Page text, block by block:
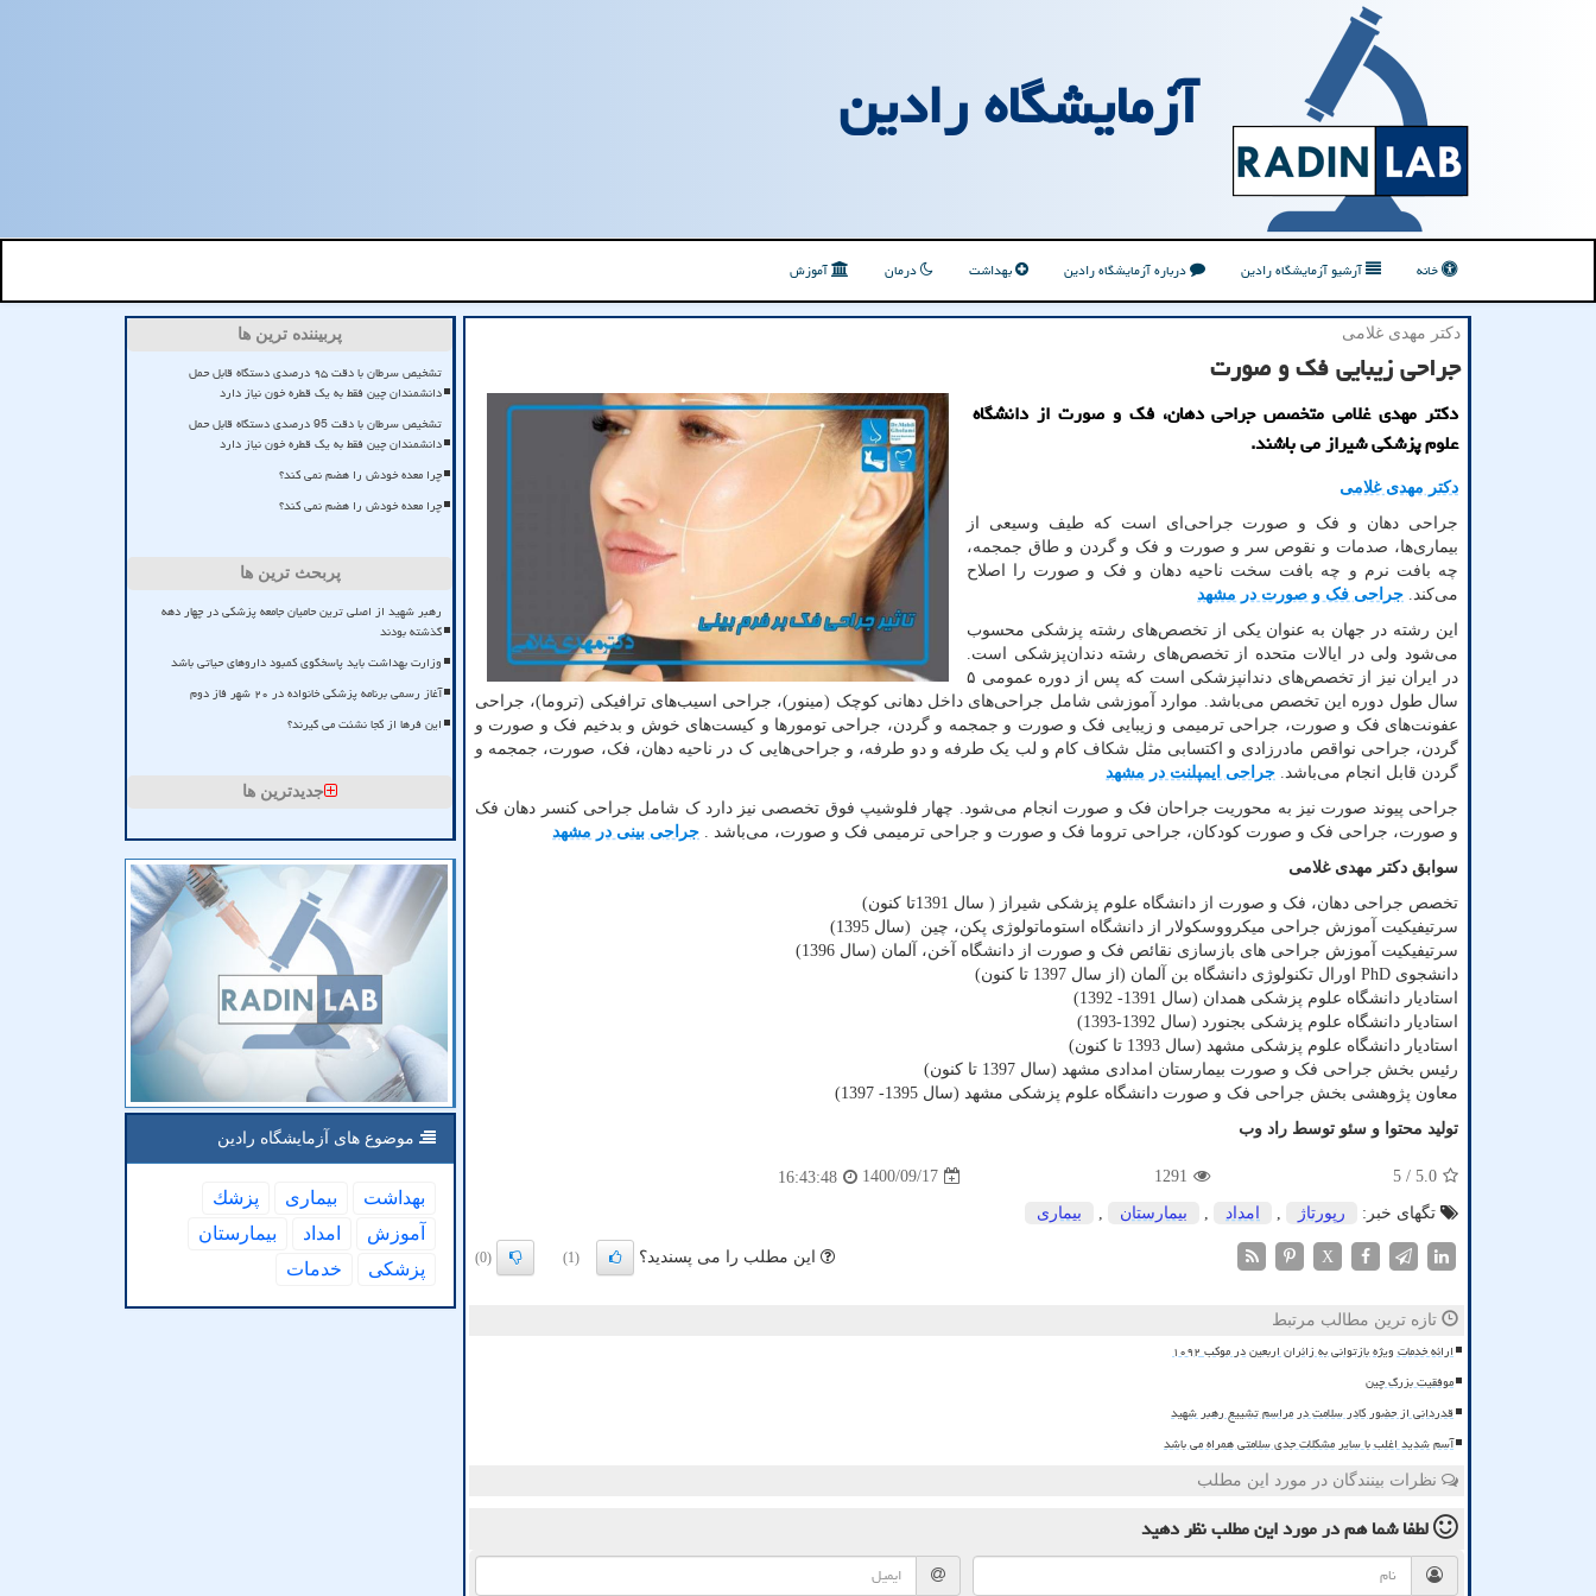
آزمایشگاه رادین
خانه آرشیو آزمایشگاه رادین درباره آزمایشگاه رادین بهداشت درمان آموزش
دکتر مهدی غلامی
جراحی زیبایی فک و صورت
دکتر مهدی غلامی متخصص جراحی دهان، فک و صورت از دانشگاه
علوم پزشکی شیراز می باشند.
دکتر مهدی غلامی
جراحی دهان و فک و صورت جراحی‌ای است که طیف وسیعی از
بیماری‌ها، صدمات و نقوص سر و صورت و فک و گردن و طاق جمجمه،
چه بافت نرم و چه بافت سخت ناحیه دهان و فک و صورت را اصلاح
می‌کند. جراحی فک و صورت در مشهد
این رشته در جهان به عنوان یکی از تخصص‌های رشته پزشکی محسوب
می‌شود ولی در ایالات متحده از تخصص‌های رشته دندان‌پزشکی است.
در ایران نیز از تخصص‌های دندانپزشکی است که پس از دوره عمومی ۵
سال طول دوره این تخصص می‌باشد. موارد آموزشی شامل جراحی‌های داخل دهانی کوچک (مینور)، جراحی اسیب‌های ترافیکی (تروما)، جراحی
عفونت‌های فک و صورت، جراحی ترمیمی و زیبایی فک و صورت و جمجمه و گردن، جراحی تومورها و کیست‌های خوش و بدخیم فک و صورت و
گردن، جراحی نواقص مادرزادی و اکتسابی مثل شکاف کام و لب یک طرفه و دو طرفه، و جراحی‌هایی ک در ناحیه دهان، فک، صورت، جمجمه و
گردن قابل انجام می‌باشد. جراحی ایمپلنت در مشهد
جراحی پیوند صورت نیز به محوریت جراحان فک و صورت انجام می‌شود. چهار فلوشیپ فوق تخصصی نیز دارد ک شامل جراحی کنسر دهان فک
و صورت، جراحی فک و صورت کودکان، جراحی تروما فک و صورت و جراحی ترمیمی فک و صورت، می‌باشد . جراحی بینی در مشهد
سوابق دکتر مهدی غلامی
تخصص جراحى دهان، فک و صورت از دانشگاه علوم پزشکی شیراز ( سال 1391تا کنون)
سرتیفیکیت آموزش جراحی میکرووسکولار از دانشگاه استوماتولوژی پکن، چین (سال 1395)
سرتیفیکیت آموزش جراحی های بازسازی نقائص فک و صورت از دانشگاه آخن، آلمان (سال 1396)
دانشجوی PhD اورال تکنولوژی دانشگاه بن آلمان (از سال 1397 تا کنون)
استادیار دانشگاه علوم پزشکی همدان (سال 1391- 1392)
استادیار دانشگاه علوم پزشکی بجنورد (سال 1392-1393)
استادیار دانشگاه علوم پزشکی مشهد (سال 1393 تا کنون)
رئیس بخش جراحی فک و صورت بیمارستان امدادی مشهد (سال 1397 تا کنون)
معاون پژوهشی بخش جراحی فک و صورت دانشگاه علوم پزشکی مشهد (سال 1395- 1397)
تولید محتوا و سئو توسط راد وب
5.0
/ 5
1291
1400/09/17
16:43:48
تگهای خبر:
رپورتاژ امداد بیمارستان بیماری
X این مطلب را می پسندید؟ (1)
(0)
تازه ترین مطالب مرتبط
ارائه خدمات ویژه بازتوانی به زائران اربعین در موکب ۱۰۹۲
موفقیت بزرگ چین
قدردانی از حضور کادر سلامت در مراسم تشییع رهبر شهید
آسم شدید اغلب با سایر مشکلات جدی سلامتی همراه می باشد
نظرات بینندگان در مورد این مطلب
لطفا شما همدر مورد این مطلبنظر دهید
پربیننده ترین ها
تشخیص سرطان با دقت ۹۵ درصدی دستگاه قابل حمل
دانشمندان چین فقط به یک قطره خون نیاز دارد
تشخیص سرطان با دقت 95 درصدی دستگاه قابل حمل
دانشمندان چین فقط به یک قطره خون نیاز دارد
چرا معده خودش را هضم نمی کند؟
چرا معده خودش را هضم نمی کند؟
پربحث ترین ها
رهبر شهید از اصلی ترین حامیان جامعه پزشکی در چهار دهه
گذشته بودند
وزارت بهداشت باید پاسخگوی کمبود داروهای حیاتی باشد
آغاز رسمی برنامه پزشکی خانواده در ۲۰ شهر فاز دوم
این فرها از کجا نشئت می گیرند؟
جدیدترین ها
موضوع های آزمایشگاه رادین
بهداشت بیماری
پزشك
آموزش
امداد
بیمارستان
پزشكی
خدمات